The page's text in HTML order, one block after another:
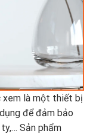
xem là một thiết bị
để đảm bảo
Sản phẩm